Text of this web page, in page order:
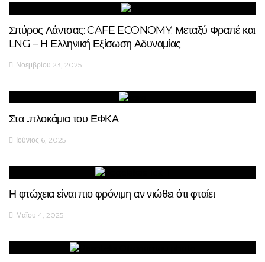
Σπύρος Λάντσας: CAFE ECONOMY: Μεταξύ Φραπέ και
LNG – Η Ελληνική Εξίσωση Αδυναμίας
Νοεμβρίου 23, 2025
Στα ..πλοκάμια του ΕΦΚΑ
Ιούνιος 6, 2025
Η φτώχεια είναι πιο φρόνιμη αν νιώθει ότι φταίει
Μαΐου 4, 2025